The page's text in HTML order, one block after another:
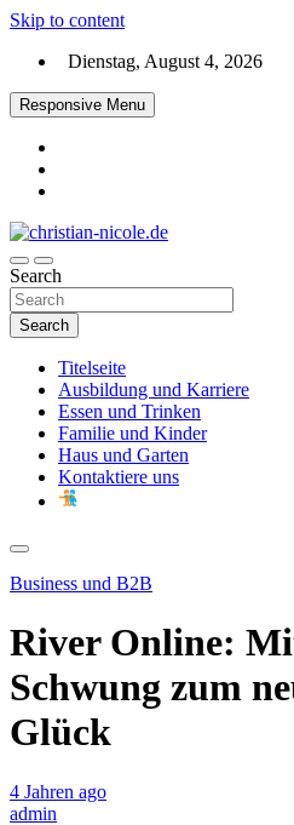
Skip to content
Dienstag, August 4, 2026
Responsive Menu
christian-nicole.de
Search
Search
Titelseite
Ausbildung und Karriere
Essen und Trinken
Familie und Kinder
Haus und Garten
Kontaktiere uns
Business und B2B
River Online:
Schwung zum
Glück
4 Jahren ago
admin